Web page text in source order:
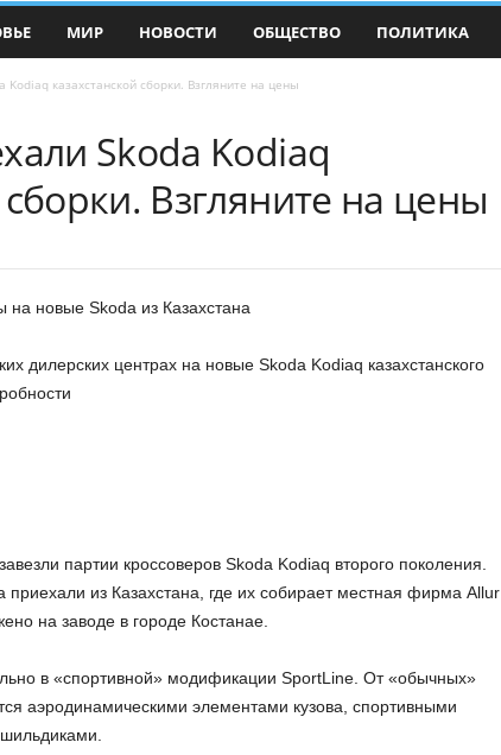
МИР НОВОСТИ ОБЩЕСТВО ПОЛИТИКА
Kodiaq казахстанской сборки. Взгляните на цены
Skoda Kodiaq
сборки. Взгляните на цены
на новые Skoda из Казахстана
дилерских центрах на новые Skoda Kodiaq казахстанского
партии кроссоверов Skoda Kodiaq второго поколения.
из Казахстана, где их собирает местная фирма Allur
на заводе в городе Костанае.
в «спортивной» модификации SportLine. От «обычных»
аэродинамическими элементами кузова, спортивными